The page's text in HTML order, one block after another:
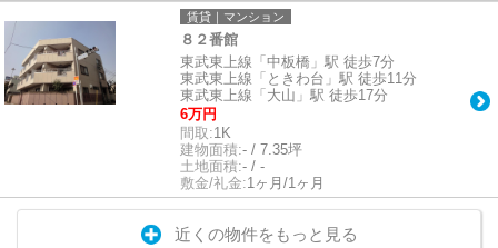
賃貸｜マンション
８２番館
東武東上線「中板橋」駅 徒歩7分
東武東上線「ときわ台」駅 徒歩11分
東武東上線「大山」駅 徒歩17分
6万円
間取:1K
建物面積:- / 7.35坪
土地面積:- / -
敷金/礼金:1ヶ月/1ヶ月
近くの物件をもっと見る